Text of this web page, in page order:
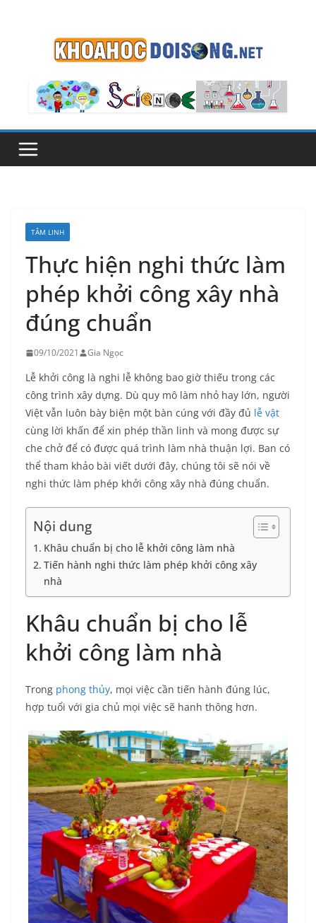
TÂM LINH
Thực hiện nghi thức làm
phép khởi công xây nhà
đúng chuẩn
09/10/2021 Gia Ngọc
Lễ khởi công là nghi lễ không bao giờ thiếu trong các
công trình xây dựng. Dù quy mô làm nhỏ hay lớn, người
Việt vẫn luôn bày biện một bàn cúng với đầy đủ lễ vật
cùng lời khấn để xin phép thần linh và mong được sự
che chở để có được quá trình làm nhà thuận lợi. Ban có
thể tham khảo bài viết dưới đây, chúng tôi sẽ nói về
nghi thức làm phép khởi công xây nhà đúng chuẩn.
Nội dung
Khâu chuẩn bị cho lễ khởi công làm nhà
Tiến hành nghi thức làm phép khởi công xây
nhà
Khâu chuẩn bị cho lễ
khởi công làm nhà
Trong phong thủy, mọi việc cần tiến hành đúng lúc,
hợp tuổi với gia chủ mọi việc sẽ hanh thông hơn.